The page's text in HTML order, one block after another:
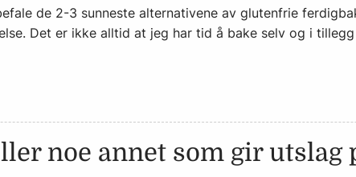
de 2-3 sunneste alternativene av glutenfrie
Det er ikke alltid at jeg har tid å bake selv og i
noe annet som gir utslag